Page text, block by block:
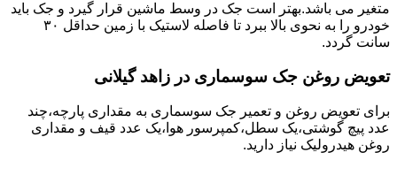
متغیر می باشد.بهتر است جک در وسط ماشین قرار گیرد و جک باید
خودرو را به نحوی بالا ببرد تا فاصله لاستیک با زمین حداقل ۳۰
سانت گردد.
تعویض روغن جک سوسماری در زاهد گیلانی
برای تعویض روغن و تعمیر جک سوسماری به مقداری پارچه،چند
عدد پیچ گوشتی،یک سطل،کمپرسور هوا،یک عدد قیف و مقداری
روغن هیدرولیک نیاز دارید.